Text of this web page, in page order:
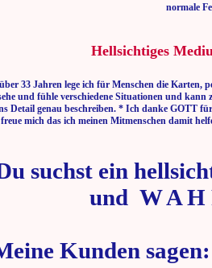
normale
Hellsichtiges
33 Jahren lege ich für Menschen die Karten,
und fühle verschiedene Situationen und kann
Detail genau beschreiben. * Ich danke GOTT
mich das ich meinen Mitmenschen damit
suchst ein
und W A H
Kunden